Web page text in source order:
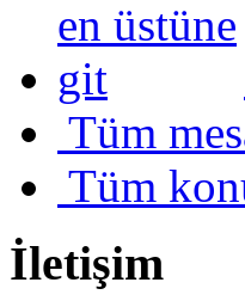
Tüm
Tüm
İletişim